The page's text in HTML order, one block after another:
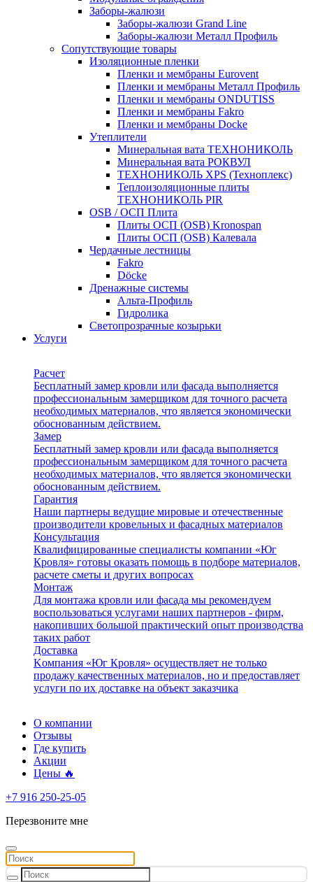
Заборы-жалюзи
Заборы-жалюзи Grand Line
Заборы-жалюзи Металл Профиль
Сопутствующие товары
Изоляционные пленки
Пленки и мембраны Eurovent
Пленки и мембраны Металл Профиль
Пленки и мембраны ONDUTISS
Пленки и мембраны Fakro
Пленки и мембраны Docke
Утеплители
Минеральная вата ТЕХНОНИКОЛЬ
Минеральная вата РОКВУЛ
ТЕХНОНИКОЛЬ XPS (Техноплекс)
Теплоизоляционные плиты
ТЕХНОНИКОЛЬ PIR
OSB / ОСП Плита
Плиты ОСП (OSB) Kronospan
Плиты ОСП (OSB) Калевала
Чердачные лестницы
Fakro
Döcke
Дренажные системы
Альта-Профиль
Гидролика
Светопрозрачные козырьки
Услуги
Расчет
Бесплатный замер кровли или фасада выполняется
профессиональным замерщиком для точного расчета
необходимых материалов, что является экономически
обоснованным действием.
Замер
Бесплатный замер кровли или фасада выполняется
профессиональным замерщиком для точного расчета
необходимых материалов, что является экономически
обоснованным действием.
Гарантия
Наши партнеры ведущие мировые и отечественные
производители кровельных и фасадных материалов
Консультация
Квалифицированные специалисты компании «Юг
Кровля» готовы оказать помощь в подборе материалов,
расчете сметы и других вопросах
Монтаж
Для монтажа кровли или фасада мы рекомендуем
воспользоваться услугами наших партнеров - фирм,
накопивших большой практический опыт производства
таких работ
Доставка
Kомпания «Юг Кровля» осуществляет не только
продажу качественных материалов, но и предоставляет
услуги по их доставке на объект заказчика
О компании
Отзывы
Где купить
Акции
Цены 🔥
+7 916 250-25-05
Перезвоните мне